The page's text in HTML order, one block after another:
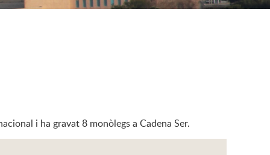
i ha gravat 8 monòlegs a Cadena Ser.